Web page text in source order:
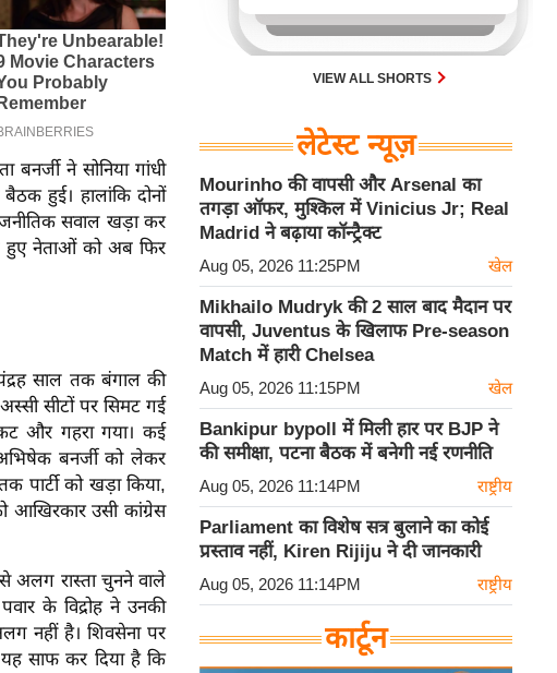
ने सोनिया गांधी
हुई। हालांकि दोनों
सवाल खड़ा कर
हुए नेताओं को अब फिर
साल तक बंगाल की
सीटों पर सिमट गई
और गहरा गया। कई
बनर्जी को लेकर
पार्टी को खड़ा किया,
आखिरकार उसी कांग्रेस
से अलग रास्ता चुनने वाले
के विद्रोह ने उनकी
नहीं है। शिवसेना पर
साफ कर दिया है कि
एयर चीफ ने सीधे वियतनामी फाइटर
पायलट से बातचीत की। वियतनाम भी सुई
30 एम के भी उड़ाता है और भारत के पास
VIEW ALL SHORTS
लेटेस्ट न्यूज़
Mourinho की वापसी और Arsenal का
तगड़ा ऑफर, मुश्किल में Vinicius Jr; Real
Madrid ने बढ़ाया कॉन्ट्रैक्ट
Aug 05, 2026 11:25PM खेल
Mikhailo Mudryk की 2 साल बाद मैदान पर
वापसी, Juventus के खिलाफ Pre-season
Match में हारी Chelsea
Aug 05, 2026 11:15PM खेल
Bankipur bypoll में मिली हार पर BJP ने
की समीक्षा, पटना बैठक में बनेगी नई रणनीति
Aug 05, 2026 11:14PM राष्ट्रीय
Parliament का विशेष सत्र बुलाने का कोई
प्रस्ताव नहीं, Kiren Rijiju ने दी जानकारी
Aug 05, 2026 11:14PM राष्ट्रीय
कार्टून